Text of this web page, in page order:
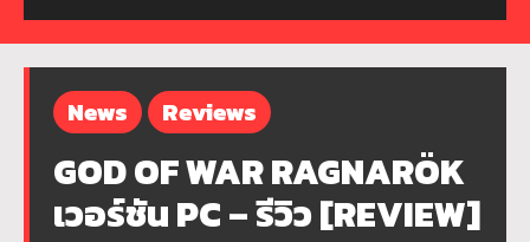
News Reviews
GOD OF WAR RAGNARÖK
เวอร์ชัน PC – รีวิว [REVIEW]